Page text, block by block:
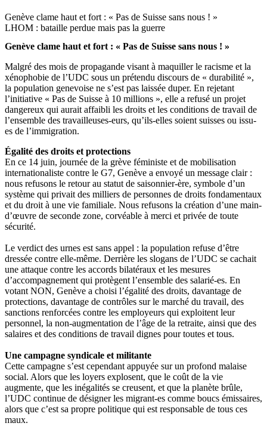
Genève clame haut et fort : « Pas de Suisse sans nous ! »
LHOM : bataille perdue mais pas la guerre
Genève clame haut et fort : « Pas de Suisse sans nous ! »
Malgré des mois de propagande visant à maquiller le racisme et la
xénophobie de l’UDC sous un prétendu discours de « durabilité »,
la population genevoise ne s’est pas laissée duper. En rejetant
l’initiative « Pas de Suisse à 10 millions », elle a refusé un projet
dangereux qui aurait affaibli les droits et les conditions de travail de
l’ensemble des travailleuses-eurs, qu’ils-elles soient suisses ou issu-
es de l’immigration.
Égalité des droits et protections
En ce 14 juin, journée de la grève féministe et de mobilisation
internationaliste contre le G7, Genève a envoyé un message clair :
nous refusons le retour au statut de saisonnier-ère, symbole d’un
système qui privait des milliers de personnes de droits fondamentaux
et du droit à une vie familiale. Nous refusons la création d’une main-
d’œuvre de seconde zone, corvéable à merci et privée de toute
sécurité.
Le verdict des urnes est sans appel : la population refuse d’être
dressée contre elle-même. Derrière les slogans de l’UDC se cachait
une attaque contre les accords bilatéraux et les mesures
d’accompagnement qui protègent l’ensemble des salarié-es. En
votant NON, Genève a choisi l’égalité des droits, davantage de
protections, davantage de contrôles sur le marché du travail, des
sanctions renforcées contre les employeurs qui exploitent leur
personnel, la non-augmentation de l’âge de la retraite, ainsi que des
salaires et des conditions de travail dignes pour toutes et tous.
Une campagne syndicale et militante
Cette campagne s’est cependant appuyée sur un profond malaise
social. Alors que les loyers explosent, que le coût de la vie
augmente, que les inégalités se creusent, et que la planète brûle,
l’UDC continue de désigner les migrant-es comme boucs émissaires,
alors que c’est sa propre politique qui est responsable de tous ces
maux.